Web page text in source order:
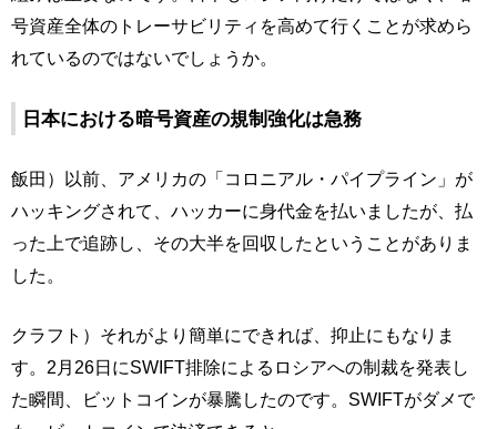
号資産全体のトレーサビリティを高めて行くことが求めら
れているのではないでしょうか。
日本における暗号資産の規制強化は急務
飯田）以前、アメリカの「コロニアル・パイプライン」が
ハッキングされて、ハッカーに身代金を払いましたが、払
った上で追跡し、その大半を回収したということがありま
した。
クラフト）それがより簡単にできれば、抑止にもなりま
す。2月26日にSWIFT排除によるロシアへの制裁を発表し
た瞬間、ビットコインが暴騰したのです。SWIFTがダメで